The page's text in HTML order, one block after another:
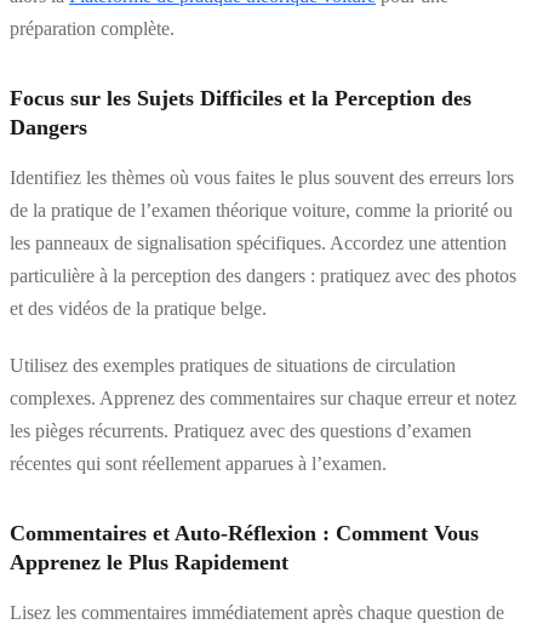
préparation complète.
Focus sur les Sujets Difficiles et la Perception des
Dangers
Identifiez les thèmes où vous faites le plus souvent des erreurs lors
de la pratique de l’examen théorique voiture, comme la priorité ou
les panneaux de signalisation spécifiques. Accordez une attention
particulière à la perception des dangers : pratiquez avec des photos
et des vidéos de la pratique belge.
Utilisez des exemples pratiques de situations de circulation
complexes. Apprenez des commentaires sur chaque erreur et notez
les pièges récurrents. Pratiquez avec des questions d’examen
récentes qui sont réellement apparues à l’examen.
Commentaires et Auto-Réflexion : Comment Vous
Apprenez le Plus Rapidement
Lisez les commentaires immédiatement après chaque question de